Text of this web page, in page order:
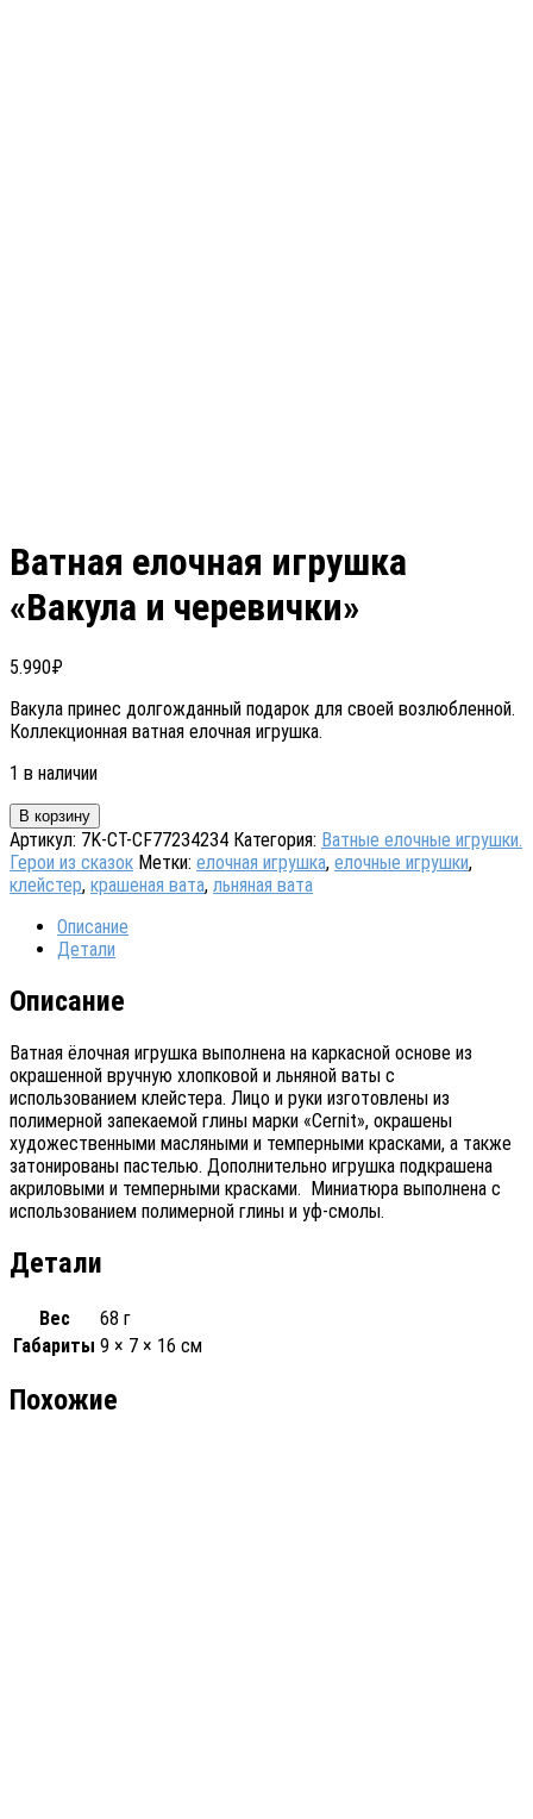
Ватная елочная игрушка
«Вакула и черевички»
5.990₽
Вакула принес долгожданный подарок для своей возлюбленной.
Коллекционная ватная елочная игрушка.
1 в наличии
Количество
товара
Ватная
елочная
"Вакула
В корзину
Артикул: 7K-CT-CF77234234 Категория: Ватные елочные игрушки.
Герои из сказок Метки: елочная игрушка, елочные игрушки,
клейстер, крашеная вата, льняная вата
Описание
Детали
Описание
Ватная ёлочная игрушка выполнена на каркасной основе из
окрашенной вручную хлопковой и льняной ваты с
использованием клейстера. Лицо и руки изготовлены из
полимерной запекаемой глины марки «Cernit», окрашены
художественными масляными и темперными красками, а также
затонированы пастелью. Дополнительно игрушка подкрашена
акриловыми и темперными красками. Миниатюра выполнена с
использованием полимерной глины и уф-смолы.
Детали
Вес
68 г
Габариты 9 × 7 × 16 см
Похожие